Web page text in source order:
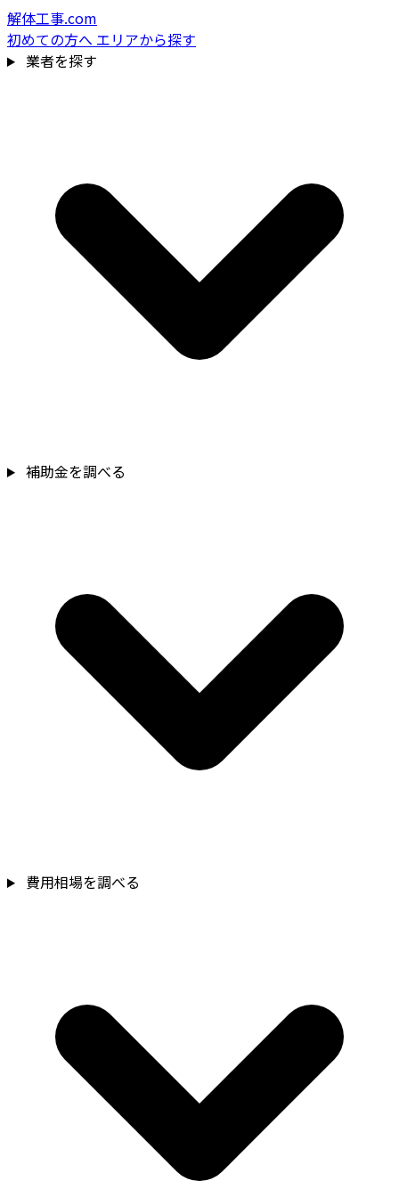
解体工事.com
初めての方へ エリアから探す
業者を探す
補助金を調べる
費用相場を調べる